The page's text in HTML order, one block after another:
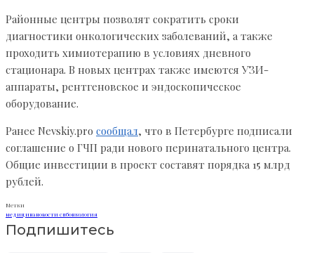
Районные центры позволят сократить сроки
диагностики онкологических заболеваний, а также
проходить химиотерапию в условиях дневного
стационара. В новых центрах также имеются УЗИ-
аппараты, рентгеновское и эндоскопическое
оборудование.
Ранее Nevskiy.pro сообщал, что в Петербурге подписали
соглашение о ГЧП ради нового перинатального центра.
Общие инвестиции в проект составят порядка 15 млрд
рублей.
Метки
медицинановости спбонкология
Подпишитесь